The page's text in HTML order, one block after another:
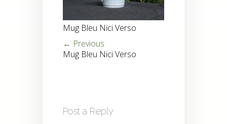
Mug Bleu Nici Verso
← Previous
Mug Bleu Nici Verso
Post a Reply